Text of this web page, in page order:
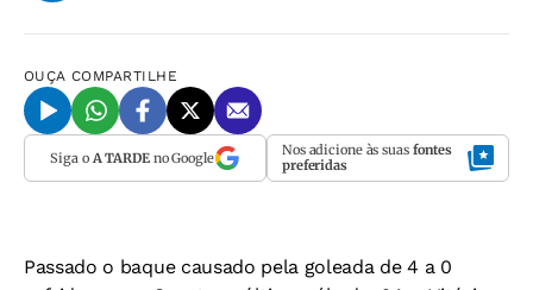
OUÇA COMPARTILHE
Siga o A TARDEno Google Nos adicione às suas fontes
preferidas
Passado o baque causado pela goleada de 4 a 0